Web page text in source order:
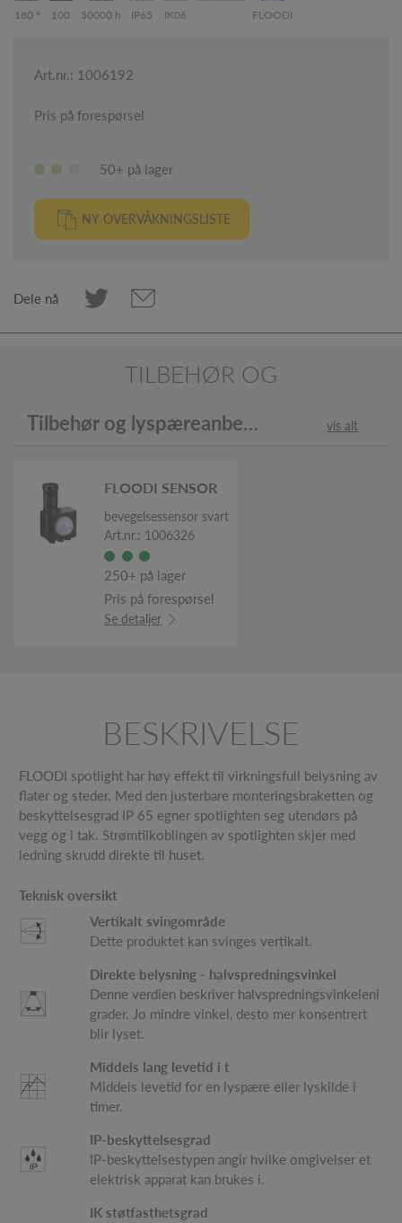
180 ° 100 50000 h IP65 IK06 FLOODI
Art.nr.: 1006192
Pris på forespørsel
50+ på lager
NY OVERVÅKNINGSLISTE
Dele nå
TILBEHØR OG
Tilbehør og lyspæreanbefaling vis alt
FLOODI SENSOR
bevegelsessensor svart
Art.nr.: 1006326
250+ på lager
Pris på forespørsel
Se detaljer
BESKRIVELSE
FLOODI spotlight har høy effekt til virkningsfull belysning av
flater og steder. Med den justerbare monteringsbraketten og
beskyttelsesgrad IP 65 egner spotlighten seg utendørs på
vegg og i tak. Strømtilkoblingen av spotlighten skjer med
ledning skrudd direkte til huset.
Teknisk oversikt
Vertikalt svingområde
Dette produktet kan svinges vertikalt.
Direkte belysning - halvspredningsvinkel
Denne verdien beskriver halvspredningsvinkeleni
grader. Jo mindre vinkel, desto mer konsentrert
blir lyset.
Middels lang levetid i t
Middels levetid for en lyspære eller lyskilde i
timer.
IP-beskyttelsesgrad
IP-beskyttelsestypen angir hvilke omgivelser et
elektrisk apparat kan brukes i.
IK støtfasthetsgrad